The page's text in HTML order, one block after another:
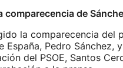
comparecencia de
la comparecencia del
España, Pedro Sánchez,
del PSOE, Santos